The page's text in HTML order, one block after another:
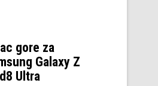
gore za
Galaxy Z
Ultra